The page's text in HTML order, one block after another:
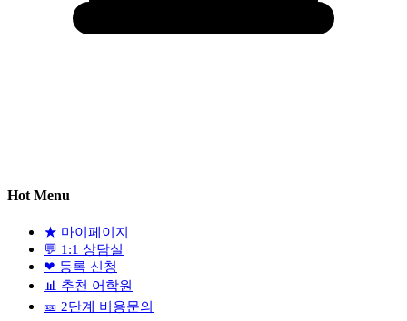
Hot Menu
★ 마이페이지
💬 1:1 상담실
❤ 등록 신청
📊 추천 어학원
🎫 2단계 비용문의